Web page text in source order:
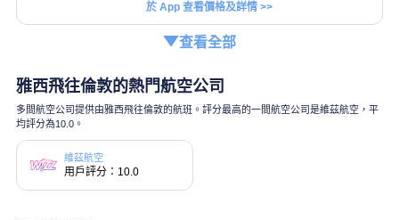
於 App 查看價格及詳情 >>
查看全部
雅西飛往倫敦的熱門航空公司
多間航空公司提供由雅西飛往倫敦的航班。評分最高的一間航空公司是維茲航空，平
均評分為10.0。
維茲航空
用戶評分：10.0